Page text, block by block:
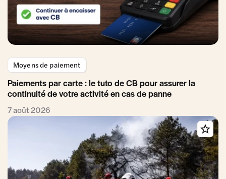
Moyens de paiement
Paiements par carte : le tuto de CB pour assurer la
continuité de votre activité en cas de panne
7 août 2026